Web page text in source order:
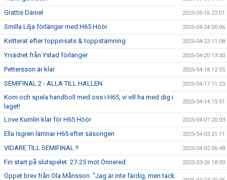
Grattis Daniel 2025-05-16 22:01
Smilla Lilja förlänger med H65 Höör 2025-04-24 00:06
Kvitterat efter toppinsats & toppstämning 2025-04-23 11:08
Yrvädret från Ystad förlänger 2025-04-20 13:00
Pettersson är klar 2025-04-18 12:55
SEMIFINAL 2 - ALLA TILL HALLEN 2025-04-17 11:23
Kom och spela handboll med oss i H65, vi vill ha med dig i
laget!
2025-04-14 15:51
Love Kumlin klar för H65 Höör 2025-04-07 20:03
Ella Isgren lämnar H65 efter säsongen 2025-04-03 21:11
VIDARE TILL SEMIFINAL !! 2025-04-02 06:48
Fin start på slutspelet: 27-25 mot Önnered 2025-03-26 18:00
Öppet brev från Ola Månsson: "Jag är inte färdig, men tack